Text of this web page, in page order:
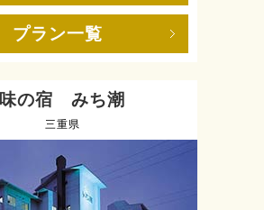
プラン一覧
味の宿 みち潮
三重県